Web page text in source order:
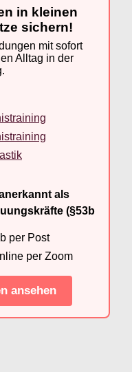
in kleinen
sichern!
mit sofort
Alltag in der
als
(§53b
per Post
per Zoom
ansehen